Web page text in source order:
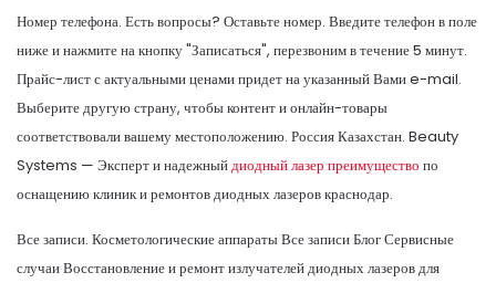
Номер телефона. Есть вопросы? Оставьте номер. Введите телефон в поле
ниже и нажмите на кнопку "Записаться", перезвоним в течение 5 минут.
Прайс-лист с актуальными ценами придет на указанный Вами e-mail.
Выберите другую страну, чтобы контент и онлайн-товары
соответствовали вашему местоположению. Россия Казахстан. Beauty
Systems — Эксперт и надежныйдиодный лазер преимущество по
оснащению клиник и ремонтов диодных лазеров краснодар.
Все записи. Косметологические аппараты Все записи Блог Сервисные
случаи Восстановление и ремонт излучателей диодных лазеров для